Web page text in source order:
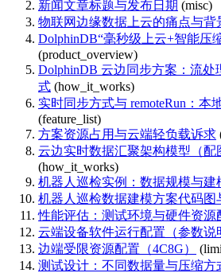
新闻文章标题与发布日期 (misc)
物联网边缘数据上云的痛点与背
DolphinDB“毫秒级上云+智能压
(product_overview)
DolphinDB 云边同步方案：流处
式 (how_it_works)
实时同步方式与 remoteRun：本
(feature_list)
方案资源占用与云端轻负载诉求
云边实时数据汇聚架构模型（配
(how_it_works)
机器人巡检实例：数据规模与建
机器人巡检数据建模方案代码图
性能评估：测试环境与硬件资源
云端设备软件运行配置（参数说
边端受限资源配置（4C8G）
测试设计：不同数据量与压缩方